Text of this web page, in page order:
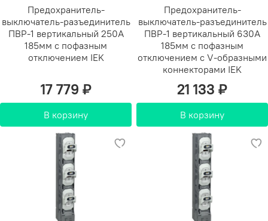
Предохранитель-
выключатель-разъединитель
ПВР-1 вертикальный 250А
185мм с пофазным
отключением IEK
17 779 ₽
В корзину
Предохранитель-
выключатель-разъединитель
ПВР-1 вертикальный 630А
185мм с пофазным
отключением c V-образными
коннекторами IEK
21 133 ₽
В корзину